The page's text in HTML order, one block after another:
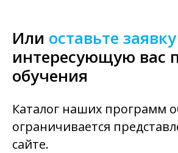
Или оставьте заявку
интересующую вас
обучения
Каталог наших программ
ограничивается
сайте.